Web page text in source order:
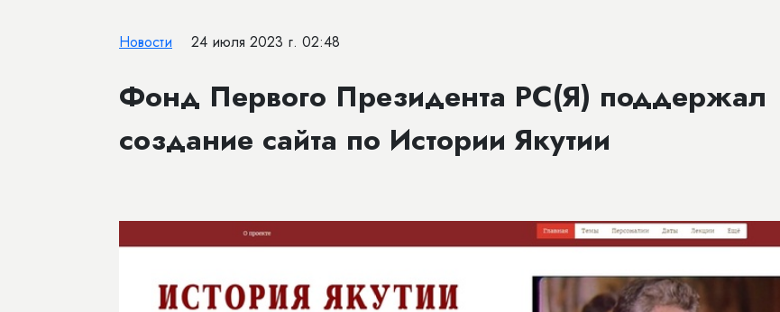
Новости 24 июля 2023 г. 02:48
Фонд Первого Президента РС(Я) поддержал
создание сайта по Истории Якутии